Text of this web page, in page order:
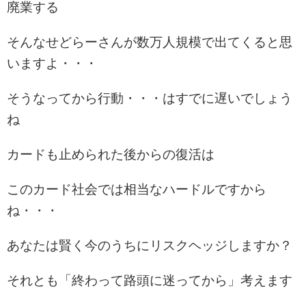
廃業する
そんなせどらーさんが数万人規模で出てくると思
いますよ・・・
そうなってから行動・・・はすでに遅いでしょう
ね
カードも止められた後からの復活は
このカード社会では相当なハードルですから
ね・・・
あなたは賢く今のうちにリスクヘッジしますか？
それとも「終わって路頭に迷ってから」考えます